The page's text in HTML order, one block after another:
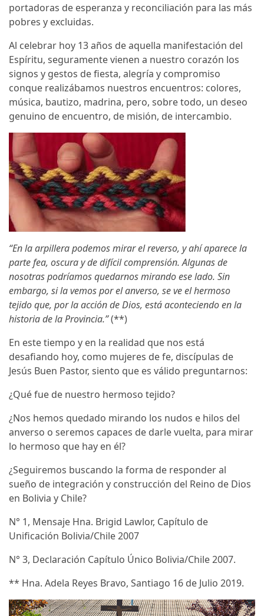
portadoras de esperanza y reconciliación para las más
pobres y excluidas.
Al celebrar hoy 13 años de aquella manifestación del
Espíritu, seguramente vienen a nuestro corazón los
signos y gestos de fiesta, alegría y compromiso
conque realizábamos nuestros encuentros: colores,
música, bautizo, madrina, pero, sobre todo, un deseo
genuino de encuentro, de misión, de intercambio.
“En la arpillera podemos mirar el reverso, y ahí aparece la
parte fea, oscura y de difícil comprensión. Algunas de
nosotras podríamos quedarnos mirando ese lado. Sin
embargo, si la vemos por el anverso, se ve el hermoso
tejido que, por la acción de Dios, está aconteciendo en la
historia de la Provincia.”(**)
En este tiempo y en la realidad que nos está
desafiando hoy, como mujeres de fe, discípulas de
Jesús Buen Pastor, siento que es válido preguntarnos:
¿Qué fue de nuestro hermoso tejido?
¿Nos hemos quedado mirando los nudos e hilos del
anverso o seremos capaces de darle vuelta, para mirar
lo hermoso que hay en él?
¿Seguiremos buscando la forma de responder al
sueño de integración y construcción del Reino de Dios
en Bolivia y Chile?
N° 1, Mensaje Hna. Brigid Lawlor, Capítulo de
Unificación Bolivia/Chile 2007
N° 3, Declaración Capítulo Único Bolivia/Chile 2007.
** Hna. Adela Reyes Bravo, Santiago 16 de Julio 2019.